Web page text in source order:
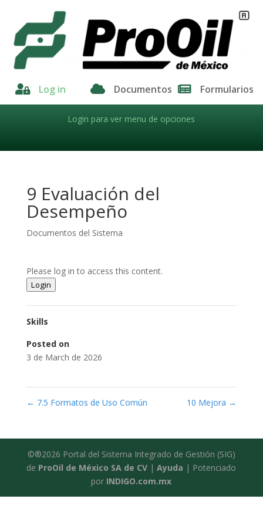
 Log in  Documentos  Formularios
Login para ver menu de opciones
9 Evaluación del
Desempeño
Documentos del Sistema
Please log in to access this content.
Login
Skills
Posted on
3 de March de 2026
← 7.5 Formatos de Uso Común 10 Mejora →
©®2026 Portal del Sistema Integrado de Gestión (SIG)
de ProOil de México SA de CV |Ayuda | Potenciado
por INDIGO.com.mx